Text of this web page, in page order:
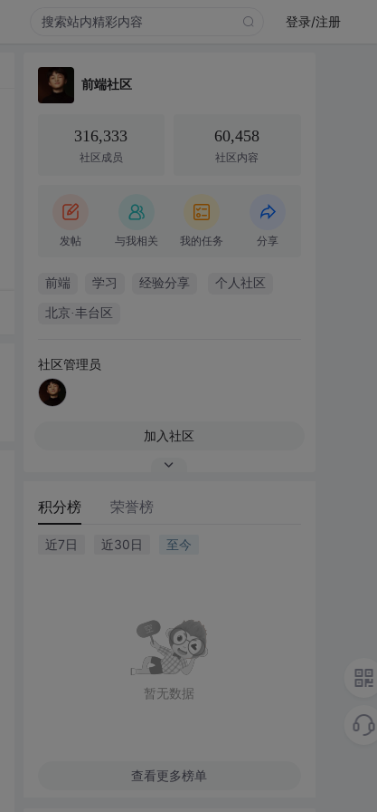
登录/注册
前端社区
316,333
社区成员
60,458
社区内容
发帖 与我相关 我的任务 分享
前端 学习 经验分享 个人社区
北京·丰台区
社区管理员
加入社区
积分榜 荣誉榜
近7日 近30日 至今
暂无数据
查看更多榜单